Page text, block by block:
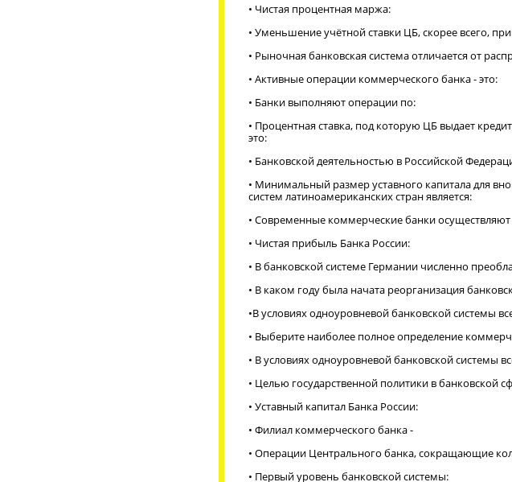
• Чистая процентная маржа:
• Уменьшение учётной ставки ЦБ, скорее всего,
• Рыночная банковская система отличается от
• Активные операции коммерческого банка - это:
• Банки выполняют операции по:
• Процентная ставка, под которую ЦБ выдает
это:
• Банковской деятельностью в Российской
• Минимальный размер уставного капитала для
систем латиноамериканских стран является:
• Современные коммерческие банки
• Чистая прибыль Банка России:
• В банковской системе Германии численно
• В каком году была начата реорганизация
•В условиях одноуровневой банковской системы
• Выберите наиболее полное определение
• В условиях одноуровневой банковской системы
• Целью государственной политики в банковской
• Уставный капитал Банка России:
• Филиал коммерческого банка -
• Операции Центрального банка, сокращающие
• Первый уровень банковской системы: